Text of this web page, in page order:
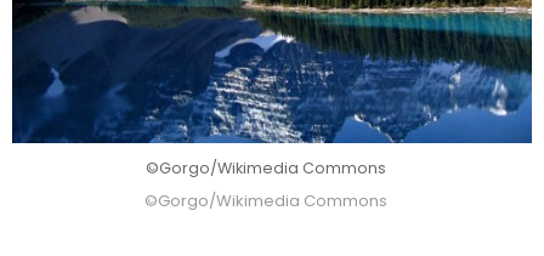
©Gorgo/Wikimedia Commons
©Gorgo/Wikimedia Commons